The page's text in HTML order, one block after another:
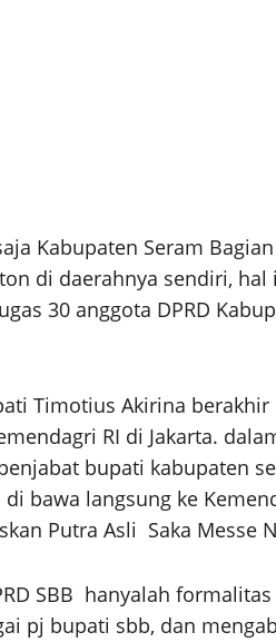
Kabupaten Seram
di daerahnya sendiri, hal
30 anggota DPRD
Timotius Akirina
RI di Jakarta.
bupati kabupaten
bawa langsung ke
Putra Asli Saka Messe
SBB hanyalah
pj bupati sbb, dan